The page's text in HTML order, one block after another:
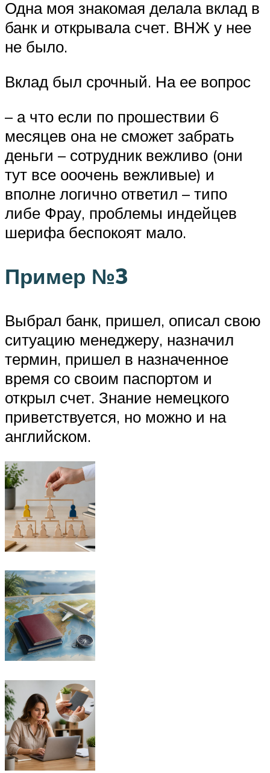
Одна моя знакомая делала вклад в
банк и открывала счет. ВНЖ у нее
не было.
Вклад был срочный. На ее вопрос
– а что если по прошествии 6
месяцев она не сможет забрать
деньги – сотрудник вежливо (они
тут все ооочень вежливые) и
вполне логично ответил – типо
либе Фрау, проблемы индейцев
шерифа беспокоят мало.
Пример №3
Выбрал банк, пришел, описал свою
ситуацию менеджеру, назначил
термин, пришел в назначенное
время со своим паспортом и
открыл счет. Знание немецкого
приветствуется, но можно и на
английском.